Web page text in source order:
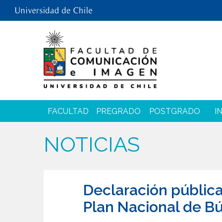
FACULTAD PREGRADO POSTGRADO
NOTICIAS
Declaración
Plan Nacional de